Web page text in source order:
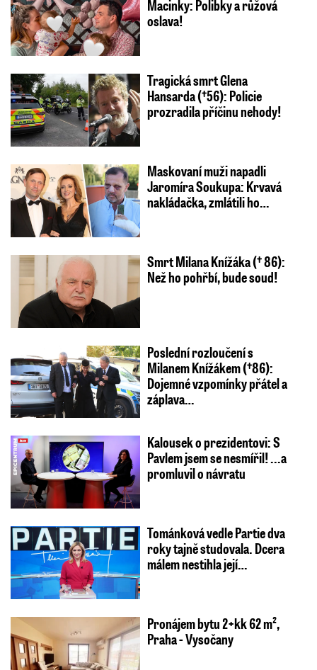
Macinky: Polibky a růžová
oslava!
Tragická smrt Glena
Hansarda (†56): Policie
prozradila příčinu nehody!
Maskovaní muži napadli
Jaromíra Soukupa: Krvavá
nakládačka, zmlátili ho…
Smrt Milana Knížáka († 86):
Než ho pohřbí, bude soud!
Poslední rozloučení s
Milanem Knížákem (†86):
Dojemné vzpomínky přátel a
záplava…
Kalousek o prezidentovi: S
Pavlem jsem se nesmířil! ...a
promluvil o návratu
Tománková vedle Partie dva
roky tajně studovala. Dcera
málem nestihla její…
Pronájem bytu 2+kk 62 m²,
Praha - Vysočany